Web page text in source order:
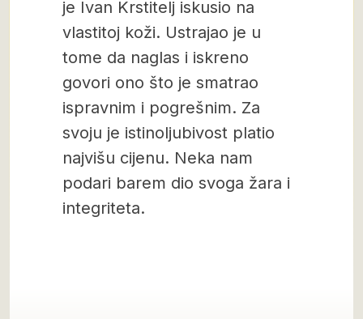
je Ivan Krstitelj iskusio na
vlastitoj koži. Ustrajao je u
tome da naglas i iskreno
govori ono što je smatrao
ispravnim i pogrešnim. Za
svoju je istinoljubivost platio
najvišu cijenu. Neka nam
podari barem dio svoga žara i
integriteta.